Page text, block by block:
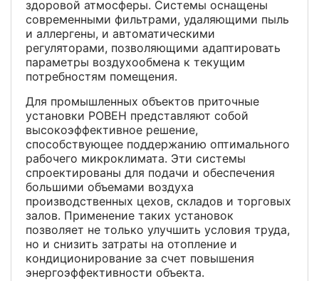
здоровой атмосферы. Системы оснащены
современными фильтрами, удаляющими пыль
и аллергены, и автоматическими
регуляторами, позволяющими адаптировать
параметры воздухообмена к текущим
потребностям помещения.
Для промышленных объектов приточные
установки РОВЕН представляют собой
высокоэффективное решение,
способствующее поддержанию оптимального
рабочего микроклимата. Эти системы
спроектированы для подачи и обеспечения
большими объемами воздуха
производственных цехов, складов и торговых
залов. Применение таких установок
позволяет не только улучшить условия труда,
но и снизить затраты на отопление и
кондиционирование за счет повышения
энергоэффективности объекта.